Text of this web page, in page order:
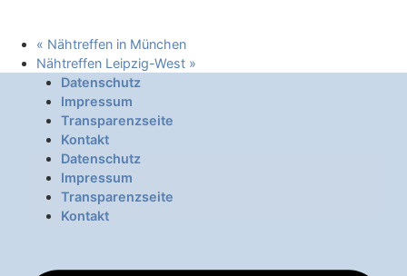
« Nähtreffen in München
Nähtreffen Leipzig-West »
Datenschutz
Impressum
Transparenzseite
Kontakt
Datenschutz
Impressum
Transparenzseite
Kontakt